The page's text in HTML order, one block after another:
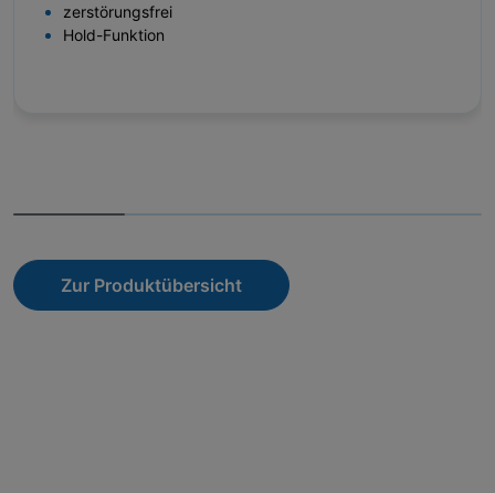
zerstörungsfrei
Hold-Funktion
Zur Produktübersicht